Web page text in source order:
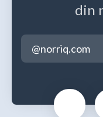
din
@norriq.com